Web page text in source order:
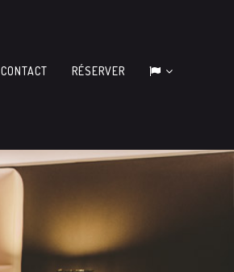
CONTACT RÉSERVER